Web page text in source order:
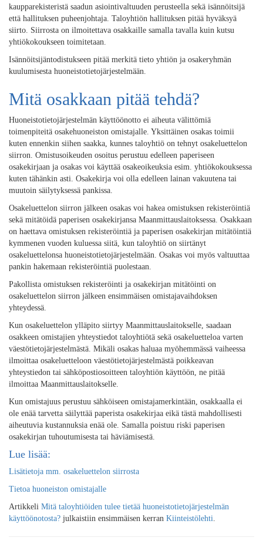
kaupparekisteristä saadun asiointivaltuuden perusteella sekä isännöitsijä
että hallituksen puheenjohtaja. Taloyhtiön hallituksen pitää hyväksyä
siirto. Siirrosta on ilmoitettava osakkaille samalla tavalla kuin kutsu
yhtiökokoukseen toimitetaan.
Isännöitsijäntodistukseen pitää merkitä tieto yhtiön ja osakeryhmän
kuulumisesta huoneistotietojärjestelmään.
Mitä osakkaan pitää tehdä?
Huoneistotietojärjestelmän käyttöönotto ei aiheuta välittömiä
toimenpiteitä osakehuoneiston omistajalle. Yksittäinen osakas toimii
kuten ennenkin siihen saakka, kunnes taloyhtiö on tehnyt osakeluettelon
siirron. Omistusoikeuden osoitus perustuu edelleen paperiseen
osakekirjaan ja osakas voi käyttää osakeoikeuksia esim. yhtiökokouksessa
kuten tähänkin asti. Osakekirja voi olla edelleen lainan vakuutena tai
muutoin säilytyksessä pankissa.
Osakeluettelon siirron jälkeen osakas voi hakea omistuksen rekisteröintiä
sekä mitätöidä paperisen osakekirjansa Maanmittauslaitoksessa. Osakkaan
on haettava omistuksen rekisteröintiä ja paperisen osakekirjan mitätöintiä
kymmenen vuoden kuluessa siitä, kun taloyhtiö on siirtänyt
osakeluettelonsa huoneistotietojärjestelmään. Osakas voi myös valtuuttaa
pankin hakemaan rekisteröintiä puolestaan.
Pakollista omistuksen rekisteröinti ja osakekirjan mitätöinti on
osakeluettelon siirron jälkeen ensimmäisen omistajavaihdoksen
yhteydessä.
Kun osakeluettelon ylläpito siirtyy Maanmittauslaitokselle, saadaan
osakkeen omistajien yhteystiedot taloyhtiötä sekä osakeluetteloa varten
väestötietojärjestelmästä. Mikäli osakas haluaa myöhemmässä vaiheessa
ilmoittaa osakeluetteloon väestötietojärjestelmästä poikkeavan
yhteystiedon tai sähköpostiosoitteen taloyhtiön käyttöön, ne pitää
ilmoittaa Maanmittauslaitokselle.
Kun omistajuus perustuu sähköiseen omistajamerkintään, osakkaalla ei
ole enää tarvetta säilyttää paperista osakekirjaa eikä tästä mahdollisesti
aiheutuvia kustannuksia enää ole. Samalla poistuu riski paperisen
osakekirjan tuhoutumisesta tai häviämisestä.
Lue lisää:
Lisätietoja mm. osakeluettelon siirrosta
Tietoa huoneiston omistajalle
Artikkeli Mitä taloyhtiöiden tulee tietää huoneistotietojärjestelmän
käyttöönotosta? julkaistiin ensimmäisen kerran Kiinteistölehti.